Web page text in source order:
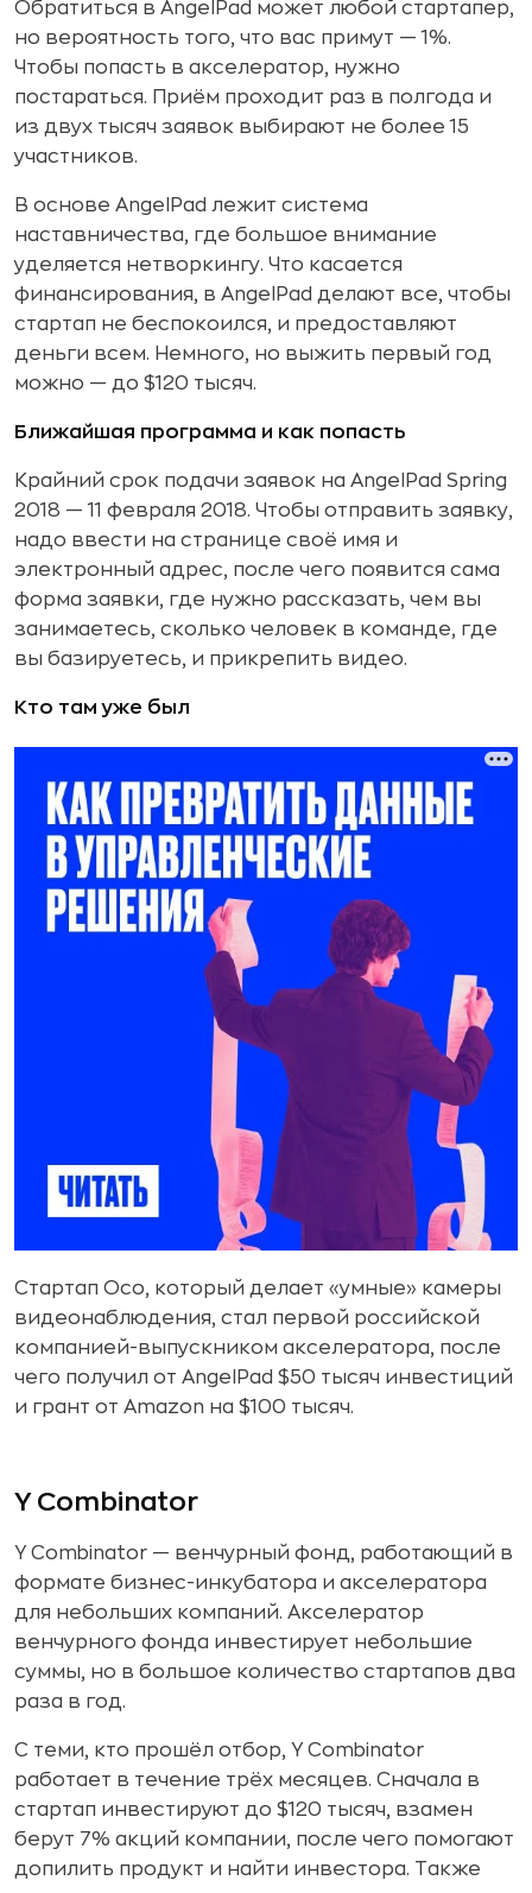
Обратиться в AngelPad может любой стартапер,
но вероятность того, что вас примут — 1%.
Чтобы попасть в акселератор, нужно
постараться. Приём проходит раз в полгода и
из двух тысяч заявок выбирают не более 15
участников.
В основе AngelPad лежит система
наставничества, где большое внимание
уделяется нетворкингу. Что касается
финансирования, в AngelPad делают все, чтобы
стартап не беспокоился, и предоставляют
деньги всем. Немного, но выжить первый год
можно — до $120 тысяч.
Ближайшая программа и как попасть
Крайний срок подачи заявок на AngelPad Spring
2018 — 11 февраля 2018. Чтобы отправить заявку,
надо ввести на странице своё имя и
электронный адрес, после чего появится сама
форма заявки, где нужно рассказать, чем вы
занимаетесь, сколько человек в команде, где
вы базируетесь, и прикрепить видео.
Кто там уже был
Стартап Oco, который делает «умные» камеры
видеонаблюдения, стал первой российской
компанией-выпускником акселератора, после
чего получил от AngelPad $50 тысяч инвестиций
и грант от Amazon на $100 тысяч.
Y Combinator
Y Combinator — венчурный фонд, работающий в
формате бизнес-инкубатора и акселератора
для небольших компаний. Акселератор
венчурного фонда инвестирует небольшие
суммы, но в большое количество стартапов два
раза в год.
С теми, кто прошёл отбор, Y Combinator
работает в течение трёх месяцев. Сначала в
стартап инвестируют до $120 тысяч, взамен
берут 7% акций компании, после чего помогают
допилить продукт и найти инвестора. Также